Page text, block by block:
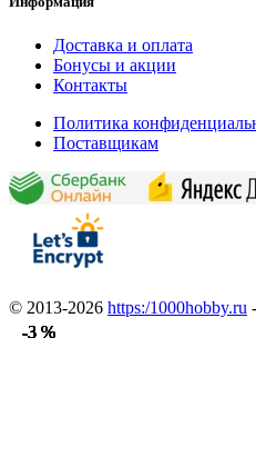
-3 %
-3 %
-3 %
-3 %
-3 %
-3 %
-3 %
-3 %
-3 %
-3 %
-3 %
-3 %
Доставка и оплата
Бонусы и акции
Контакты
Политика
Поставщикам
© 2013-2026 https:/1000hobby.ru